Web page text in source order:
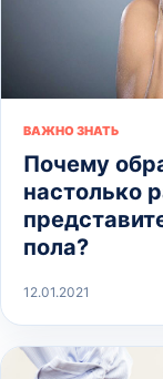
ВАЖНО ЗНАТЬ
Почему
настолько
пола?
12.01.2021